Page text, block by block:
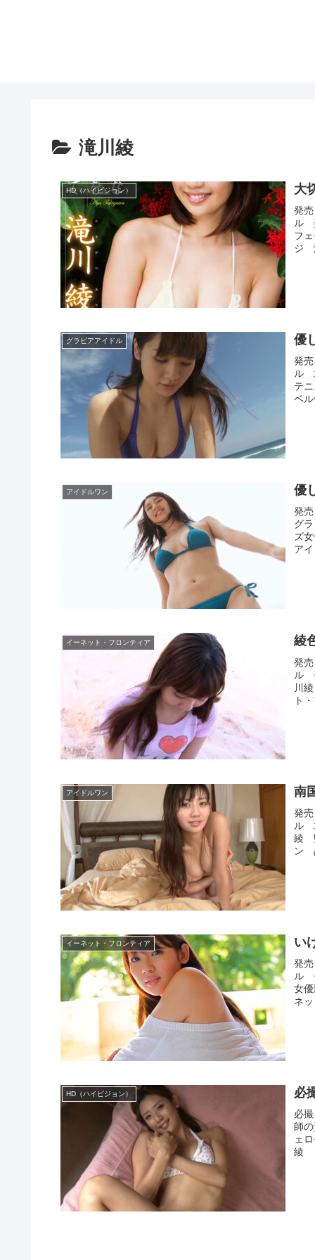
滝川綾
HD（ハイビジョン） 大
発
ル
フ
ジ
グラビアアイドル 優
発
ル
テ
ベ
アイドルワン 優
発
グ
ズ
ア
イーネット・フロンティア 綾
発
ル
川
ト
アイドルワン 南
発
ル
綾
ン
イーネット・フロンティア い
発
ル
女
ネ
HD（ハイビジョン） 必
必
師
ェ
綾